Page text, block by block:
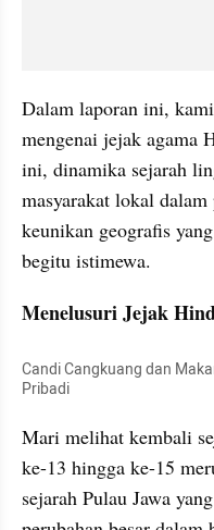
Dalam laporan ini,
mengenai jejak agama
ini, dinamika sejarah
masyarakat lokal
keunikan geografis
begitu istimewa.
Menelusuri Jejak
Candi Cangkuang dan
Pribadi
Mari melihat kembali
ke-13 hingga ke-15
sejarah Pulau Jawa